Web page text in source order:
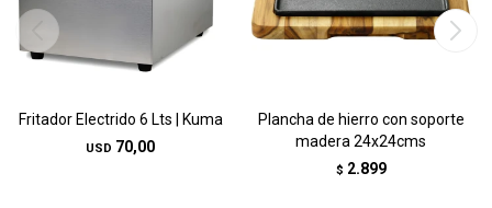
Fritador Electrido 6 Lts | Kuma
USD 70,00
Plancha de hierro con soporte
madera 24x24cms
$ 2.899